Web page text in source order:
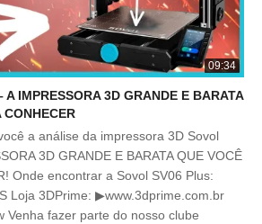
09:34
A IMPRESSORA 3D GRANDE E BARATA
CONHECER
a análise da impressora 3D Sovol
3D GRANDE E BARATA QUE VOCÊ
Onde encontrar a Sovol SV06 Plus:
Loja 3DPrime: ▶www.3dprime.com.br
Venha fazer parte do nosso clube